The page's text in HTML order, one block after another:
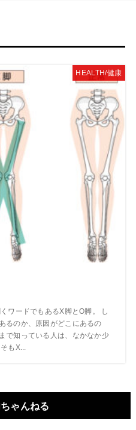
HEALTH/健康
ワードでもあるX脚とO脚。 し
るのか、原因がどこにあるの
で知っている人は、なかなか少
もX...
ちゃんねる